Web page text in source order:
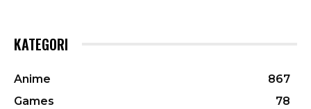
KATEGORI
Anime
867
Games
78